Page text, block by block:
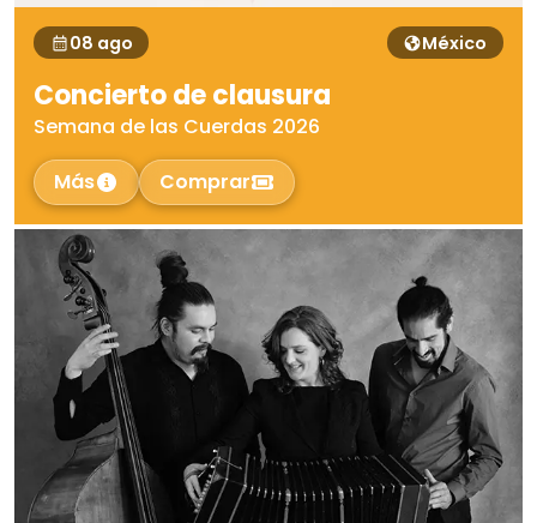
08 ago México
Concierto de clausura
Semana de las Cuerdas 2026
Más
Comprar